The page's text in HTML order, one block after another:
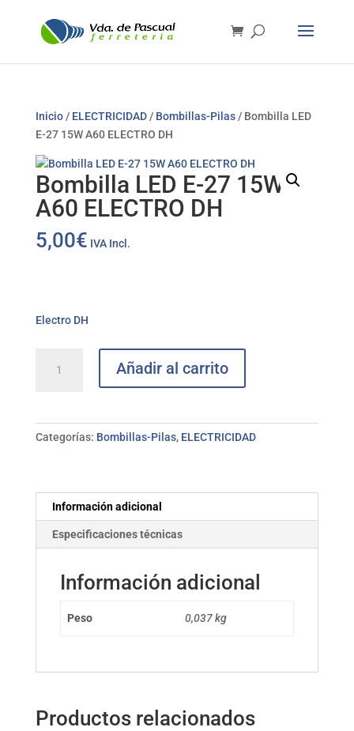
Inicio/ ELECTRICIDAD/ Bombillas-Pilas/ Bombilla LED
E-27 15W A60 ELECTRO DH
Bombilla LED E-27 15W
A60 ELECTRO DH
5,00€ IVA Incl.
Electro DH
cantidad
Añadir al carrito
Categorías: Bombillas-Pilas, ELECTRICIDAD
Información adicional
Especificaciones técnicas
Información adicional
Peso 0,037 kg
Productos relacionados